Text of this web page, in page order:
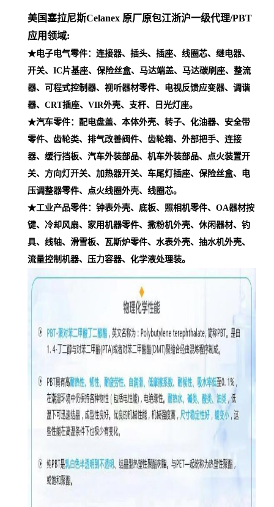
美国塞拉尼斯Celanex 原厂原包江浙沪一级代理/PBT
应用领域:
★电子电气零件：连接器、插头、插座、线圈芯、继电器、
开关、IC片基座、保险丝盒、马达端盖、马达碳刷座、整流
器、可程式控制器、视听器材零件、电视反馈应变器、调谐
器、CRT插座、VIR外壳、支杆、日光灯座。
★汽车零件：配电盘盖、本体外壳、转子、化油器、安全带
零件、齿轮类、排气改善阀件、齿轮箱、外部把手、连接
器、缓行挡板、汽车外装部品、机车外装部品、点火装置开
关、方向灯开关、加热器开关、车尾灯插座、保险丝盒、电
压调整器零件、点火线圈外壳、线圈芯。
★工业产品零件：钟表外壳、底板、照相机零件、OA器材按
键、冷却风扇、家用机器零件、撒粉机外壳、休闲器材、钓
具、线轴、滑雪板、瓦斯炉零件、水表外壳、抽水机外壳、
流量控制机器、压力容器、化学液处理装。